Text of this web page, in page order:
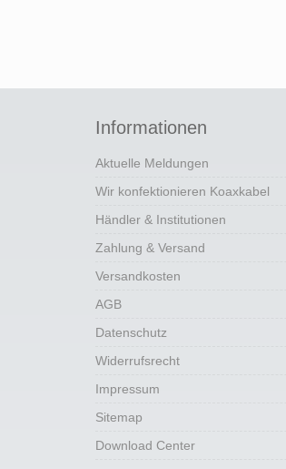
Informationen
Aktuelle Meldungen
Wir konfektionieren Koaxkabel
Händler & Institutionen
Zahlung & Versand
Versandkosten
AGB
Datenschutz
Widerrufsrecht
Impressum
Sitemap
Download Center